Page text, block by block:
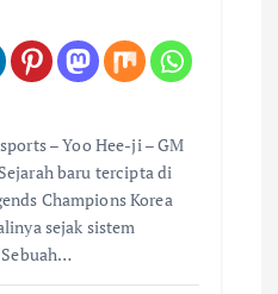
– Yoo Hee-ji – GM
baru tercipta di
Champions Korea
sejak sistem